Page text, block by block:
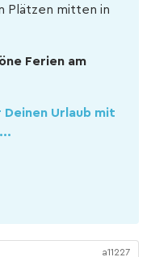
Plätzen mitten in
Ferien am
Urlaub mit
a11227